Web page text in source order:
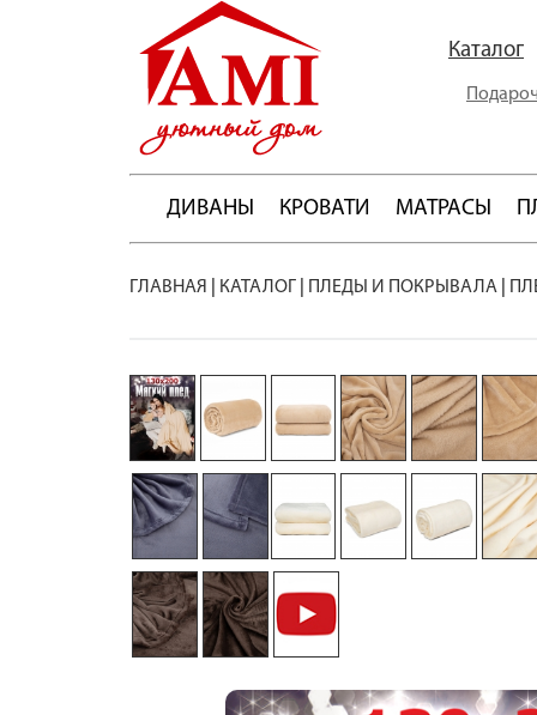
Каталог
ДИВАНЫ КРОВАТИ МАТРАСЫ
ГЛАВНАЯ КАТАЛОГ ПЛЕДЫ И ПОКРЫВАЛА